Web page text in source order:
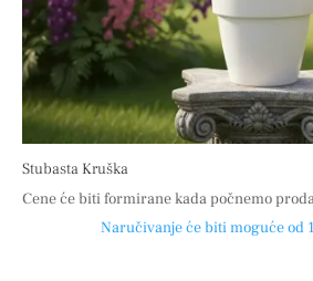
Stubasta Kruška
Cene će biti formirane kada počnemo
Naručivanje će biti moguće od